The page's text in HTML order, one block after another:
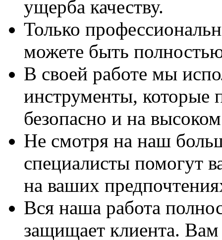
ущерба качеству.
Только
можете быть
В своей работе мы
инструменты, которые
безопасно и на
Не смотря на наш
специалисты помогут
на ваших
Вся наша работа
защищает клиента. Вам